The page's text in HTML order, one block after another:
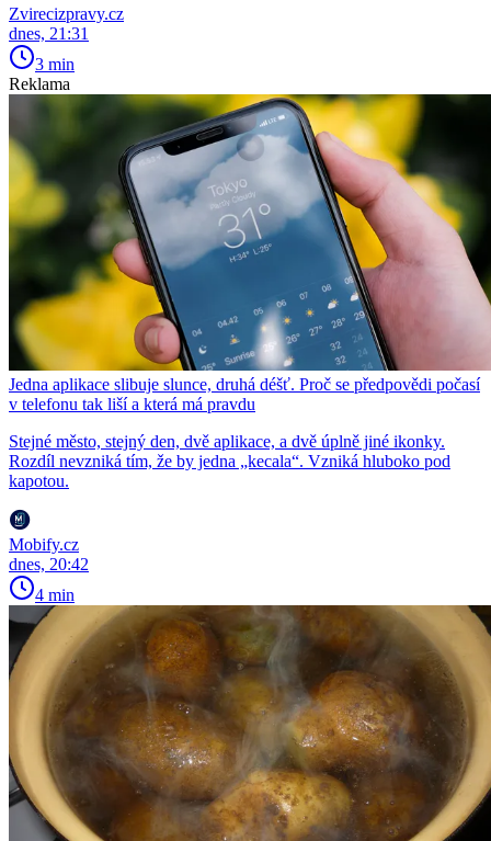
Zvirecizpravy.cz
dnes, 21:31
3 min
Reklama
Jedna aplikace slibuje slunce, druhá déšť. Proč se předpovědi počasí
v telefonu tak liší a která má pravdu
Stejné město, stejný den, dvě aplikace, a dvě úplně jiné ikonky.
Rozdíl nevzniká tím, že by jedna „kecala“. Vzniká hluboko pod
kapotou.
Mobify.cz
dnes, 20:42
4 min